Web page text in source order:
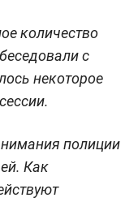
количество
с
некоторое
полиции
Как